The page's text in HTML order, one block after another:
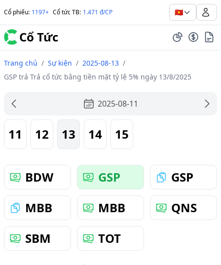
Cổ phiếu: 1197+ Cổ tức TB: 1.471 đ/CP 🇻🇳
Cổ Tức
Trang chủ / Sự kiện / 2025-08-13 /
GSP trả Trả cổ tức bằng tiền mặt tỷ lệ 5% ngày 13/8/2025
2025-08-11
11 12 13 14 15
BDW GSP
GSP
MBB
MBB
QNS
SBM
TOT